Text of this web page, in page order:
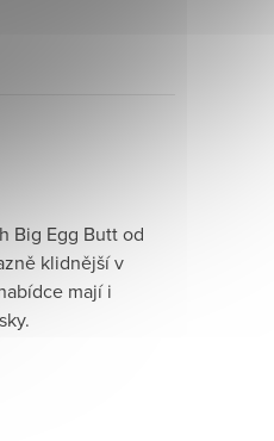
Big Egg Butt od
klidnější v
mají i